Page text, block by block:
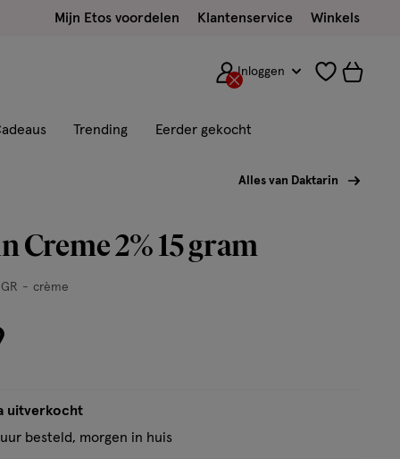
Mijn Etos voordelen Klantenservice Winkels
Inloggen
Trending Eerder gekocht
Alles van Daktarin
Creme 2% 15 gram
crème
uitverkocht
besteld, morgen in huis